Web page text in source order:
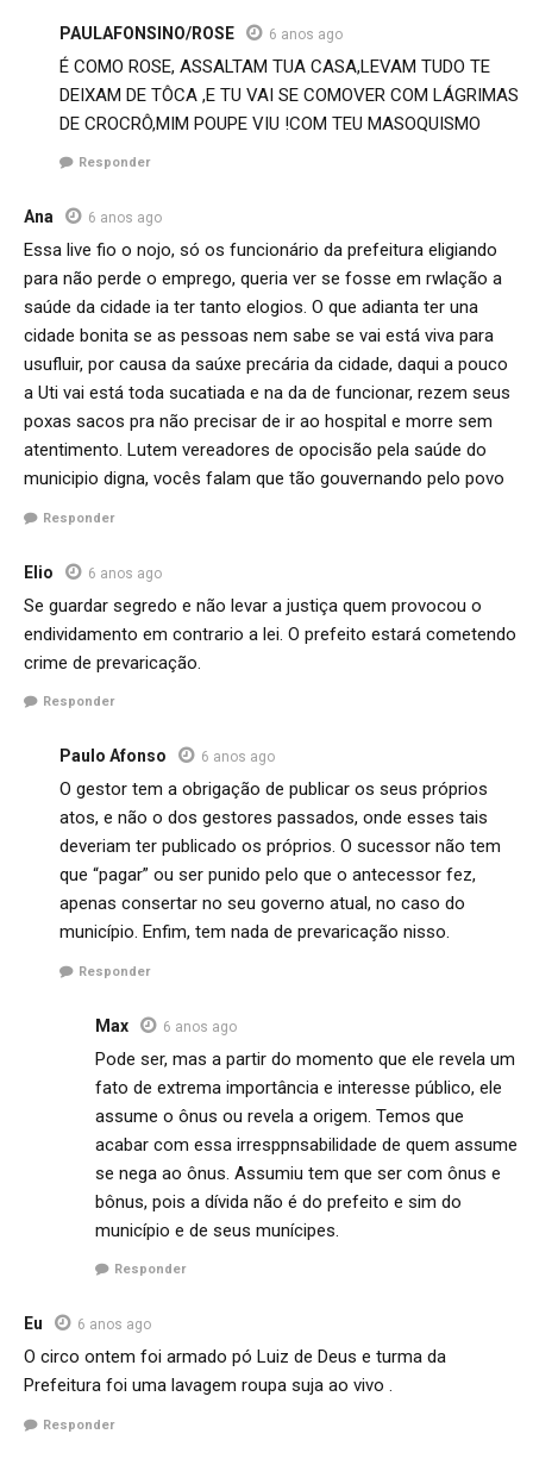
PAULAFONSINO/ROSE 6 anos ago
É COMO ROSE, ASSALTAM TUA CASA,LEVAM TUDO TE
DEIXAM DE TÔCA ,E TU VAI SE COMOVER COM LÁGRIMAS
DE CROCRÔ,MIM POUPE VIU !COM TEU MASOQUISMO
Responder
Ana 6 anos ago
Essa live fio o nojo, só os funcionário da prefeitura eligiando
para não perde o emprego, queria ver se fosse em rwlação a
saúde da cidade ia ter tanto elogios. O que adianta ter una
cidade bonita se as pessoas nem sabe se vai está viva para
usufluir, por causa da saúxe precária da cidade, daqui a pouco
a Uti vai está toda sucatiada e na da de funcionar, rezem seus
poxas sacos pra não precisar de ir ao hospital e morre sem
atentimento. Lutem vereadores de opocisão pela saúde do
municipio digna, vocês falam que tão gouvernando pelo povo
Responder
Elio 6 anos ago
Se guardar segredo e não levar a justiça quem provocou o
endividamento em contrario a lei. O prefeito estará cometendo
crime de prevaricação.
Responder
Paulo Afonso 6 anos ago
O gestor tem a obrigação de publicar os seus próprios
atos, e não o dos gestores passados, onde esses tais
deveriam ter publicado os próprios. O sucessor não tem
que “pagar” ou ser punido pelo que o antecessor fez,
apenas consertar no seu governo atual, no caso do
município. Enfim, tem nada de prevaricação nisso.
Responder
Max 6 anos ago
Pode ser, mas a partir do momento que ele revela um
fato de extrema importância e interesse público, ele
assume o ônus ou revela a origem. Temos que
acabar com essa irresppnsabilidade de quem assume
se nega ao ônus. Assumiu tem que ser com ônus e
bônus, pois a dívida não é do prefeito e sim do
município e de seus munícipes.
Responder
Eu 6 anos ago
O circo ontem foi armado pó Luiz de Deus e turma da
Prefeitura foi uma lavagem roupa suja ao vivo .
Responder